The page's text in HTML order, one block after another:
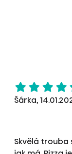
Šárka,
Skvělá